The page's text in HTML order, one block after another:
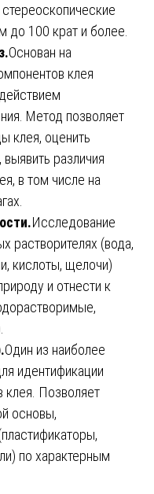
до 100 крат и более.
Основан на
клея
Метод позволяет
клея, оценить
различия
в том числе на
Исследование
растворителях (вода,
кислоты, щелочи)
и отнести к
Один из наиболее
идентификации
клея. Позволяет
основы,
по характерным